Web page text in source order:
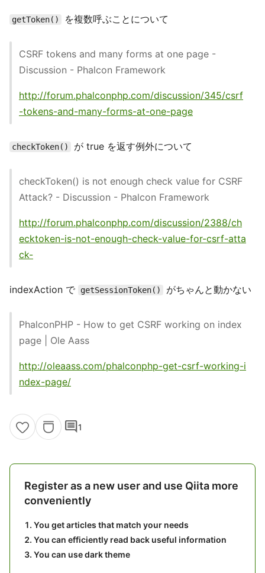
getToken() を複数呼ぶことについて
CSRF tokens and many forms at one page -
Discussion - Phalcon Framework
http://forum.phalconphp.com/discussion/345/csrf
-tokens-and-many-forms-at-one-page
checkToken() が true を返す例外について
checkToken() is not enough check value for CSRF
Attack? - Discussion - Phalcon Framework
http://forum.phalconphp.com/discussion/2388/ch
ecktoken-is-not-enough-check-value-for-csrf-atta
ck-
indexAction で getSessionToken() がちゃんと動かない
PhalconPHP - How to get CSRF working on index
page | Ole Aass
http://oleaass.com/phalconphp-get-csrf-working-i
ndex-page/
comment1
Register as a new user and use Qiita more
conveniently
You get articles that match your needs
You can efficiently read back useful information
You can use dark theme